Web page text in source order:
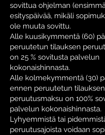
sovittua ohjelman
esityspäivää, mikäli
ole muuta sovittu.
Alle kuusikymmentä (60)
peruutetun tilauksen
on 25 % sovitusta palvelun
kokonaishinnasta.
Alle kolmekymmentä (30)
ennen peruutetun tilauksen
peruutusmaksu on 100%
palvelun kokonaishinnasta.
Lyhyemmistä tai
peruutusajoista voidaan